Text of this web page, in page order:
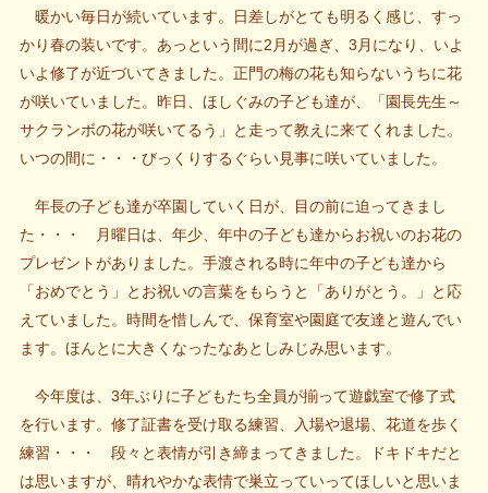
暖かい毎日が続いています。日差しがとても明るく感じ、すっ
かり春の装いです。あっという間に2月が過ぎ、3月になり、いよ
いよ修了が近づいてきました。正門の梅の花も知らないうちに花
が咲いていました。昨日、ほしぐみの子ども達が、「園長先生～
サクランボの花が咲いてるう」と走って教えに来てくれました。
いつの間に・・・びっくりするぐらい見事に咲いていました。
年長の子ども達が卒園していく日が、目の前に迫ってきまし
た・・・ 月曜日は、年少、年中の子ども達からお祝いのお花の
プレゼントがありました。手渡される時に年中の子ども達から
「おめでとう」とお祝いの言葉をもらうと「ありがとう。」と応
えていました。時間を惜しんで、保育室や園庭で友達と遊んでい
ます。ほんとに大きくなったなあとしみじみ思います。
今年度は、3年ぶりに子どもたち全員が揃って遊戯室で修了式
を行います。修了証書を受け取る練習、入場や退場、花道を歩く
練習・・・ 段々と表情が引き締まってきました。ドキドキだと
は思いますが、晴れやかな表情で巣立っていってほしいと思いま